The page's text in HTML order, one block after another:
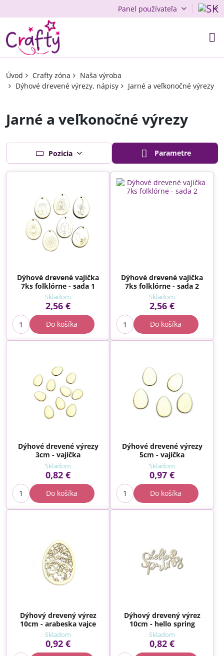
Panel používateľa
Úvod Crafty zóna
Naša výroba
Dýhové drevené výrezy, nápisy
Jarné a veľkonočné výrezy
Jarné a veľkonočné výrezy
Pozícia Parametre
Dýhové drevené vajíčka
7ks folklórne - sada 1
Skladom
2,56 €
Do košíka
Dýhové drevené vajíčka
7ks folklórne - sada 2
Skladom
2,56 €
Do košíka
Dýhové drevené výrezy
3cm - vajíčka
Skladom
0,82 €
Do košíka
Dýhové drevené výrezy
5cm - vajíčka
Skladom
0,97 €
Do košíka
Dýhový drevený výrez
10cm - arabeska vajce
Skladom
0,92 €
Dýhový drevený výrez
10cm - hello spring
Skladom
0,82 €